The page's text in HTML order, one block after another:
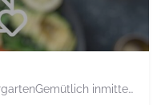
ein Dorftreff mit Gastraum und BiergartenGemütlich inmitten unserem idyllischen Trais Münzenberg, entlang…